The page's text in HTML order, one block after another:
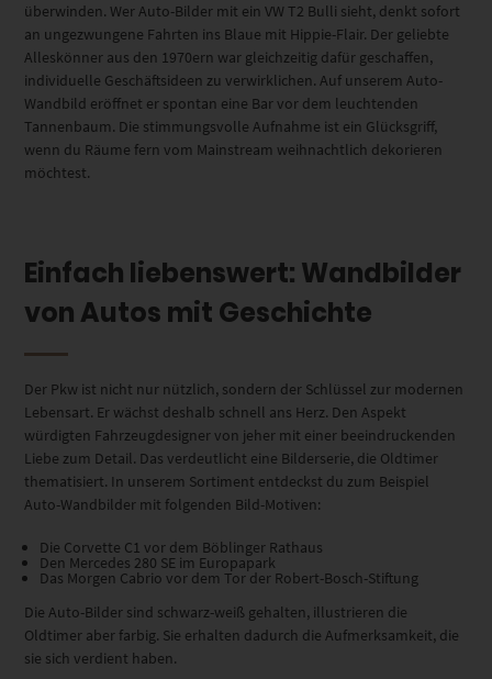
überwinden. Wer Auto-Bilder mit ein VW T2 Bulli sieht, denkt sofort
an ungezwungene Fahrten ins Blaue mit Hippie-Flair. Der geliebte
Alleskönner aus den 1970ern war gleichzeitig dafür geschaffen,
individuelle Geschäftsideen zu verwirklichen. Auf unserem Auto-
Wandbild eröffnet er spontan eine Bar vor dem leuchtenden
Tannenbaum. Die stimmungsvolle Aufnahme ist ein Glücksgriff,
wenn du Räume fern vom Mainstream weihnachtlich dekorieren
möchtest.
Einfach liebenswert: Wandbilder
von Autos mit Geschichte
Der Pkw ist nicht nur nützlich, sondern der Schlüssel zur modernen
Lebensart. Er wächst deshalb schnell ans Herz. Den Aspekt
würdigten Fahrzeugdesigner von jeher mit einer beeindruckenden
Liebe zum Detail. Das verdeutlicht eine Bilderserie, die Oldtimer
thematisiert. In unserem Sortiment entdeckst du zum Beispiel
Auto-Wandbilder mit folgenden Bild-Motiven:
Die Corvette C1 vor dem Böblinger Rathaus
Den Mercedes 280 SE im Europapark
Das Morgen Cabrio vor dem Tor der Robert-Bosch-Stiftung
Die Auto-Bilder sind schwarz-weiß gehalten, illustrieren die
Oldtimer aber farbig. Sie erhalten dadurch die Aufmerksamkeit, die
sie sich verdient haben.